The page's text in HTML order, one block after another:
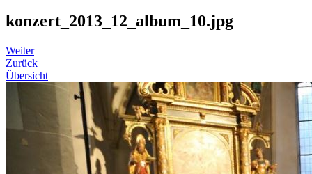
konzert_2013_12_album_10.jpg
Weiter
Zurück
Übersicht